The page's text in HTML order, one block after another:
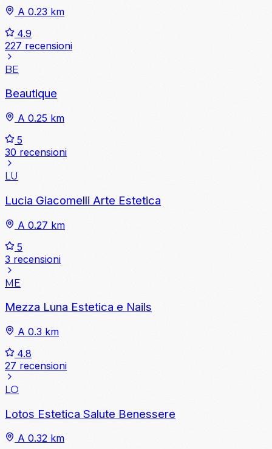
A 0.23 km
4.9
227 recensioni
BE
Beautique
A 0.25 km
5
30 recensioni
LU
Lucia Giacomelli Arte Estetica
A 0.27 km
5
3 recensioni
ME
Mezza Luna Estetica e Nails
A 0.3 km
4.8
27 recensioni
LO
Lotos Estetica Salute Benessere
A 0.32 km